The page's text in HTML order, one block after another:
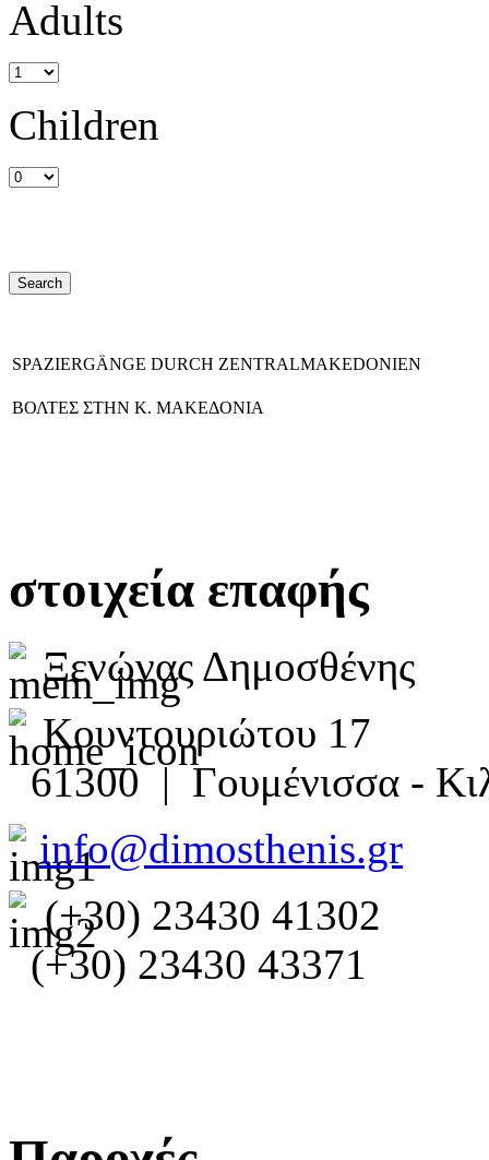
Adults
Children
SPAZIERGÄNGE DURCH ZENTRALMAKEDONIEN
ΒΟΛΤΕΣ ΣΤΗΝ Κ. ΜΑΚΕΔΟΝΙΑ
στοιχεία επαφής
Ξενώνας Δημοσθένης
Κουντουριώτου 17
61300 | Γουμένισσα -
info@dimosthenis.gr
(+30) 23430 41302
(+30) 23430 43371